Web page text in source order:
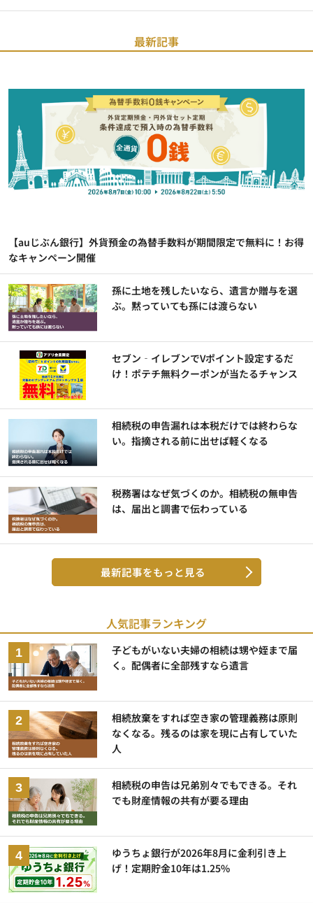
最新記事
【auじぶん銀行】外貨預金の為替手数料が期間限定で無料に！お得
なキャンペーン開催
孫に土地を残したいなら、遺言か贈与を選
ぶ。黙っていても孫には渡らない
セブン‐イレブンでVポイント設定するだ
け！ポテチ無料クーポンが当たるチャンス
相続税の申告漏れは本税だけでは終わらな
い。指摘される前に出せば軽くなる
税務署はなぜ気づくのか。相続税の無申告
は、届出と調書で伝わっている
最新記事をもっと見る
人気記事ランキング
子どもがいない夫婦の相続は甥や姪まで届
く。配偶者に全部残すなら遺言
相続放棄をすれば空き家の管理義務は原則
なくなる。残るのは家を現に占有していた
人
相続税の申告は兄弟別々でもできる。それ
でも財産情報の共有が要る理由
ゆうちょ銀行が2026年8月に金利引き上
げ！定期貯金10年は1.25%